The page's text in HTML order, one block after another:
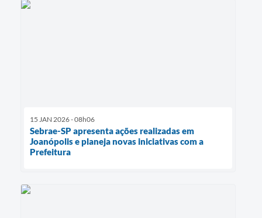
15 JAN 2026 - 08h06
Sebrae-SP apresenta ações realizadas em
Joanópolis e planeja novas iniciativas com a
Prefeitura